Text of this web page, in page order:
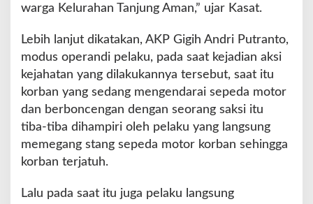
warga Kelurahan Tanjung Aman,” ujar Kasat.
Lebih lanjut dikatakan, AKP Gigih Andri Putranto,
modus operandi pelaku, pada saat kejadian aksi
kejahatan yang dilakukannya tersebut, saat itu
korban yang sedang mengendarai sepeda motor
dan berboncengan dengan seorang saksi itu
tiba-tiba dihampiri oleh pelaku yang langsung
memegang stang sepeda motor korban sehingga
korban terjatuh.
Lalu pada saat itu juga pelaku langsung